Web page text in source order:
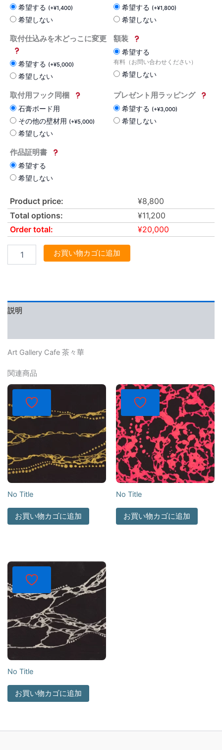
希望する (+¥1,400)
希望しない
希望する (+¥1,800)
希望しない
取付仕込みを木どっこに変更
希望する (+¥5,000)
希望しない
額装
希望する
有料（お問い合わせください）
希望しない
取付用フック同梱
石膏ボード用
その他の壁材用 (+¥5,000)
希望しない
プレゼント用ラッピング
希望する (+¥3,000)
希望しない
作品証明書
希望する
希望しない
Product price: ¥8,800
Total options:
¥11,200
Order total:
¥20,000
お買い物カゴに追加
説明
Art Gallery Cafe 茶々華
関連商品
No Title
お買い物カゴに追加
No Title
お買い物カゴに追加
No Title
お買い物カゴに追加